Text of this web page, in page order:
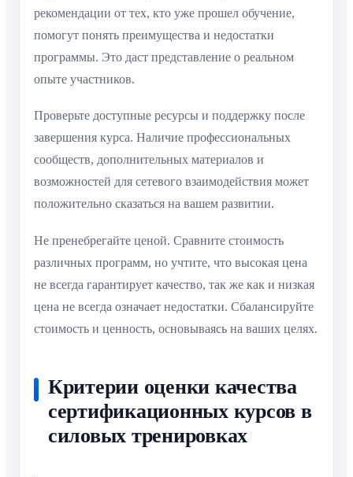
рекомендации от тех, кто уже прошел обучение,
помогут понять преимущества и недостатки
программы. Это даст представление о реальном
опыте участников.
Проверьте доступные ресурсы и поддержку после
завершения курса. Наличие профессиональных
сообществ, дополнительных материалов и
возможностей для сетевого взаимодействия может
положительно сказаться на вашем развитии.
Не пренебрегайте ценой. Сравните стоимость
различных программ, но учтите, что высокая цена
не всегда гарантирует качество, так же как и низкая
цена не всегда означает недостатки. Сбалансируйте
стоимость и ценность, основываясь на ваших целях.
Критерии оценки качества
сертификационных курсов в
силовых тренировках